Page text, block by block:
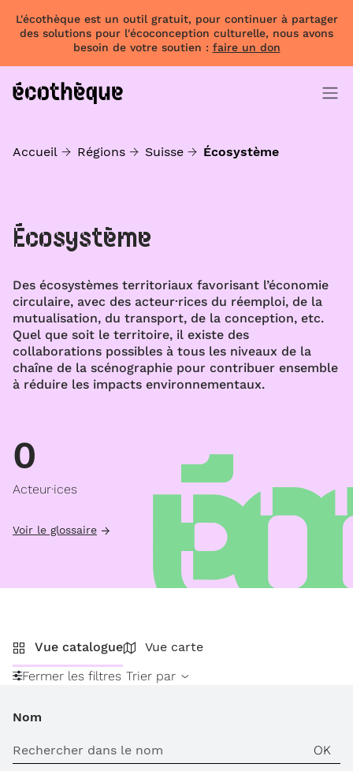
L'écothèque est un outil gratuit, pour continuer à partager
des solutions pour l'écoconception culturelle, nous avons
besoin de votre soutien : faire un don
Accueil Régions Suisse Écosystème
Écosystème
Des écosystèmes territoriaux favorisant l’économie
circulaire, avec des acteur·rices du réemploi, de la
mutualisation, du transport, de la conception, etc.
Quel que soit le territoire, il existe des
collaborations possibles à tous les niveaux de la
chaîne de la scénographie pour contribuer ensemble
à réduire les impacts environnementaux.
0
Acteur·ices
Voir le glossaire
Vue catalogue
Vue carte
Fermer les filtres Trier par
Nom